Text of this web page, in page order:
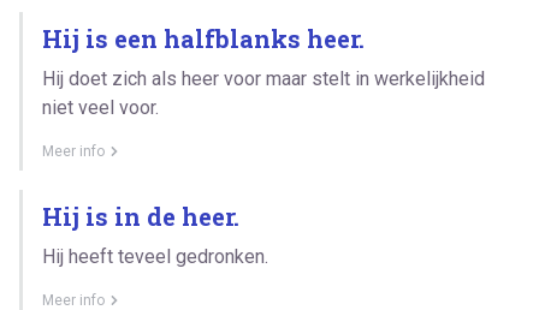
Hij is een halfblanks heer.
Hij doet zich als heer voor maar stelt in werkelijkheid
niet veel voor.
Meer info
Hij is in de heer.
Hij heeft teveel gedronken.
Meer info